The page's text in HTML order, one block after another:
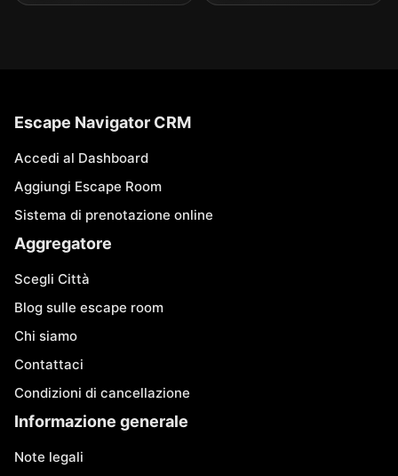
Escape Navigator CRM
Accedi al Dashboard
Aggiungi Escape Room
Sistema di prenotazione online
Aggregatore
Scegli Città
Blog sulle escape room
Chi siamo
Contattaci
Condizioni di cancellazione
Informazione generale
Note legali